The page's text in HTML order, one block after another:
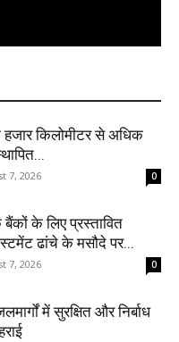
हजार किलोमीटर से अधिक
7, 2026 0
के लिए प्रस्तावित
ढांचे के मसौदे पर...
7, 2026 0
में सुरक्षित और निर्बाध